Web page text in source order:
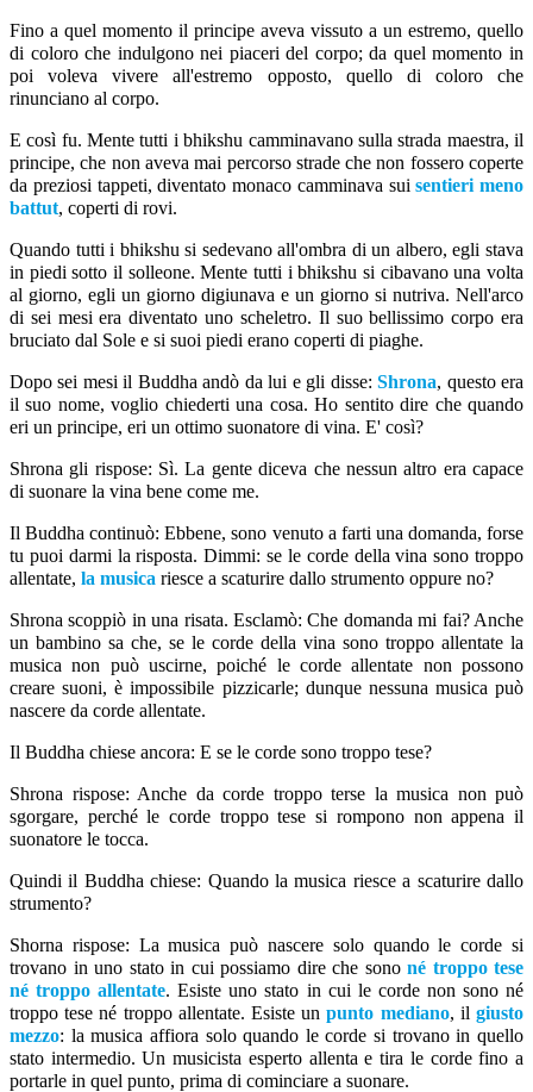
Fino a quel momento il principe aveva vissuto a un estremo, quello
di coloro che indulgono nei piaceri del corpo; da quel momento in
poi voleva vivere all'estremo opposto, quello di coloro che
rinunciano al corpo.
E così fu. Mente tutti i bhikshu camminavano sulla strada maestra, il
principe, che non aveva mai percorso strade che non fossero coperte
da preziosi tappeti, diventato monaco camminava suisentieri meno
battut, coperti di rovi.
Quando tutti i bhikshu si sedevano all'ombra di un albero, egli stava
in piedi sotto il solleone. Mente tutti i bhikshu si cibavano una volta
al giorno, egli un giorno digiunava e un giorno si nutriva. Nell'arco
di sei mesi era diventato uno scheletro. Il suo bellissimo corpo era
bruciato dal Sole e si suoi piedi erano coperti di piaghe.
Dopo sei mesi il Buddha andò da lui e gli disse:Shrona, questo era
il suo nome, voglio chiederti una cosa. Ho sentito dire che quando
eri un principe, eri un ottimo suonatore di vina. E' così?
Shrona gli rispose: Sì. La gente diceva che nessun altro era capace
di suonare la vina bene come me.
Il Buddha continuò: Ebbene, sono venuto a farti una domanda, forse
tu puoi darmi la risposta. Dimmi: se le corde della vina sono troppo
allentate, la musica riesce a scaturire dallo strumento oppure no?
Shrona scoppiò in una risata. Esclamò: Che domanda mi fai? Anche
un bambino sa che, se le corde della vina sono troppo allentate la
musica non può uscirne, poiché le corde allentate non possono
creare suoni, è impossibile pizzicarle; dunque nessuna musica può
nascere da corde allentate.
Il Buddha chiese ancora: E se le corde sono troppo tese?
Shrona rispose: Anche da corde troppo terse la musica non può
sgorgare, perché le corde troppo tese si rompono non appena il
suonatore le tocca.
Quindi il Buddha chiese: Quando la musica riesce a scaturire dallo
strumento?
Shorna rispose: La musica può nascere solo quando le corde si
trovano in uno stato in cui possiamo dire che sono né troppo tese
né troppo allentate. Esiste uno stato in cui le corde non sono né
troppo tese né troppo allentate. Esiste unpunto mediano, ilgiusto
mezzo: la musica affiora solo quando le corde si trovano in quello
stato intermedio. Un musicista esperto allenta e tira le corde fino a
portarle in quel punto, prima di cominciare a suonare.